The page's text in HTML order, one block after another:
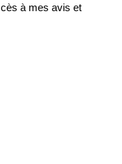
à mes avis et